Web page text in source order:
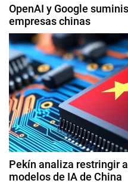
OpenAI y Google
empresas chinas
Pekín analiza restringir
modelos de IA de China